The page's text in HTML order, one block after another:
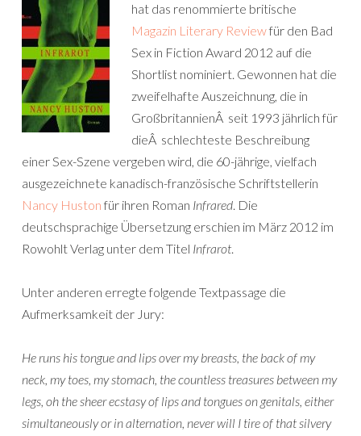
hat das renommierte britische
Magazin Literary Reviewfür den Bad
Sex in Fiction Award 2012 auf die
Shortlist nominiert. Gewonnen hat die
zweifelhafte Auszeichnung, die in
GroßbritannienÂ seit 1993 jährlich für
dieÂ schlechteste Beschreibung
einer Sex-Szene vergeben wird, die 60-jährige, vielfach
ausgezeichnete kanadisch-französische Schriftstellerin
Nancy Huston für ihren Roman Infrared. Die
deutschsprachige Übersetzung erschien im März 2012 im
Rowohlt Verlag unter dem Titel Infrarot.
Unter anderen erregte folgende Textpassage die
Aufmerksamkeit der Jury:
He runs his tongue and lips over my breasts, the back of my
neck, my toes, my stomach, the countless treasures between my
legs, oh the sheer ecstasy of lips and tongues on genitals, either
simultaneously or in alternation, never will I tire of that silvery